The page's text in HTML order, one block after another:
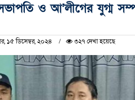
ও আ’লীগের যুগ্ম
১৫ ডিসেম্বর, ২০২৪ ৩২৭ দেখা হয়েছে